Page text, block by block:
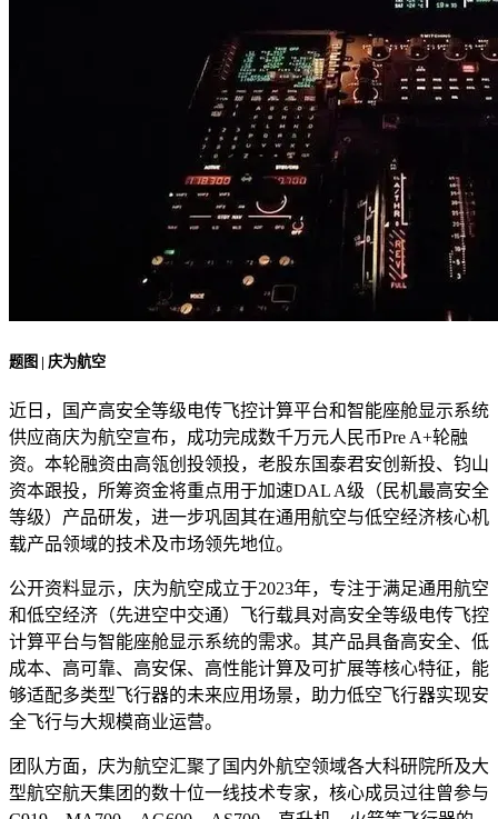
题图 | 庆为航空
近日，国产高安全等级电传飞控计算平台和智能座舱显示系统
供应商庆为航空宣布，成功完成数千万元人民币Pre A+轮融
资。本轮融资由高瓴创投领投，老股东国泰君安创新投、钧山
资本跟投，所筹资金将重点用于加速DAL A级（民机最高安全
等级）产品研发，进一步巩固其在通用航空与低空经济核心机
载产品领域的技术及市场领先地位。
公开资料显示，庆为航空成立于2023年，专注于满足通用航空
和低空经济（先进空中交通）飞行载具对高安全等级电传飞控
计算平台与智能座舱显示系统的需求。其产品具备高安全、低
成本、高可靠、高安保、高性能计算及可扩展等核心特征，能
够适配多类型飞行器的未来应用场景，助力低空飞行器实现安
全飞行与大规模商业运营。
团队方面，庆为航空汇聚了国内外航空领域各大科研院所及大
型航空航天集团的数十位一线技术专家，核心成员过往曾参与